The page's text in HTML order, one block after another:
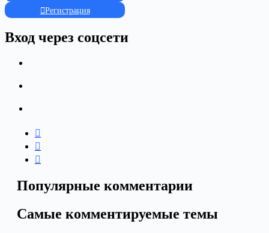
Регистрация
Вход через соцсети
Популярные комментарии
Самые комментируемые темы